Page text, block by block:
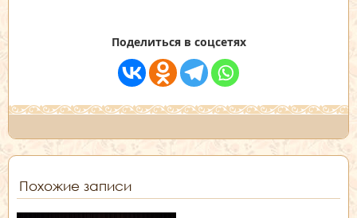
Поделиться в соцсетях
Похожие записи